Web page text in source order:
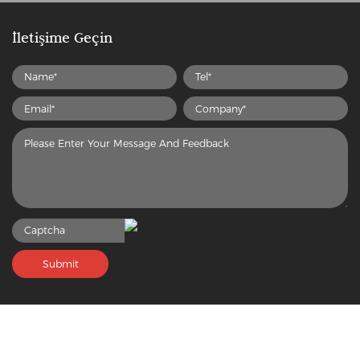
İletişime Geçin